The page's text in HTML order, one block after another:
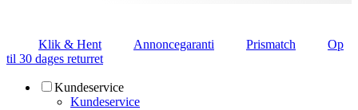
Klik & Hent Annoncegaranti Prismatch
Op
til 30 dages returret
Kundeservice
Kundeservice